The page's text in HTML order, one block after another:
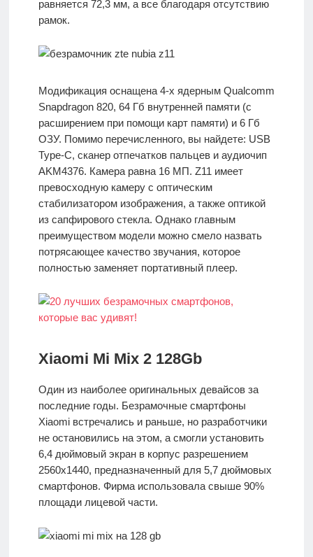
равняется 72,3 мм, а все благодаря отсутствию
рамок.
Модификация оснащена 4-х ядерным Qualcomm
Snapdragon 820, 64 Гб внутренней памяти (с
расширением при помощи карт памяти) и 6 Гб
ОЗУ. Помимо перечисленного, вы найдете: USB
Type-C, сканер отпечатков пальцев и аудиочип
AKM4376. Камера равна 16 МП. Z11 имеет
превосходную камеру с оптическим
стабилизатором изображения, а также оптикой
из сапфирового стекла. Однако главным
преимуществом модели можно смело назвать
потрясающее качество звучания, которое
полностью заменяет портативный плеер.
Xiaomi Mi Mix 2 128Gb
Один из наиболее оригинальных девайсов за
последние годы. Безрамочные смартфоны
Xiaomi встречались и раньше, но разработчики
не остановились на этом, а смогли установить
6,4 дюймовый экран в корпус разрешением
2560х1440, предназначенный для 5,7 дюймовых
смартфонов. Фирма использовала свыше 90%
площади лицевой части.